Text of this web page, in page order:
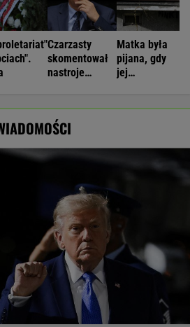
Czarzasty
skomentował
nastroje
Matka była
pijana, gdy
jej